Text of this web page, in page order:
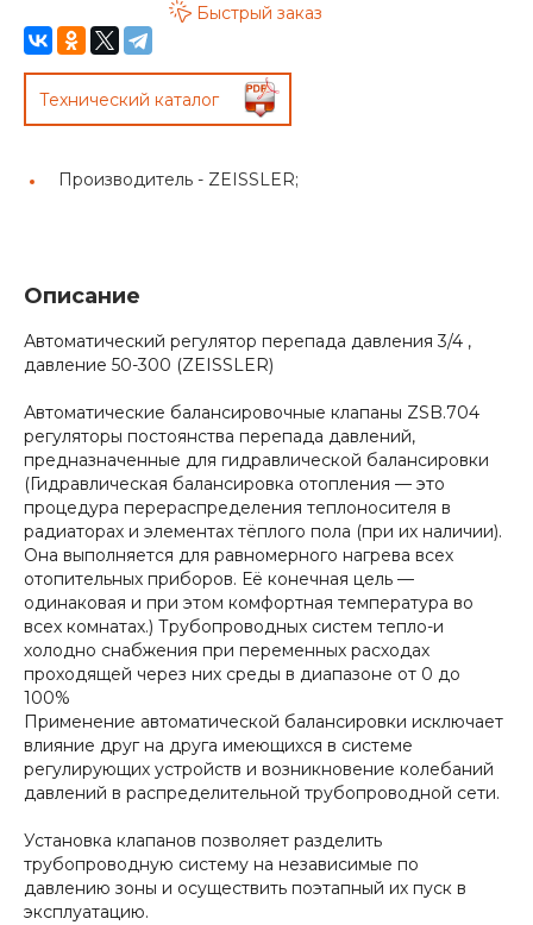
Быстрый заказ
Технический каталог
Производитель - ZEISSLER;
Описание
Автоматический регулятор перепада давления 3/4 ,
давление 50-300 (ZEISSLER)
Автоматические балансировочные клапаны ZSB.704
регуляторы постоянства перепада давлений,
предназначенные для гидравлической балансировки
(Гидравлическая балансировка отопления — это
процедура перераспределения теплоносителя в
радиаторах и элементах тёплого пола (при их наличии).
Она выполняется для равномерного нагрева всех
отопительных приборов. Её конечная цель —
одинаковая и при этом комфортная температура во
всех комнатах.) Трубопроводных систем тепло-и
холодно снабжения при переменных расходах
проходящей через них среды в диапазоне от 0 до
100%
Применение автоматической балансировки исключает
влияние друг на друга имеющихся в системе
регулирующих устройств и возникновение колебаний
давлений в распределительной трубопроводной сети.
Установка клапанов позволяет разделить
трубопроводную систему на независимые по
давлению зоны и осуществить поэтапный их пуск в
эксплуатацию.